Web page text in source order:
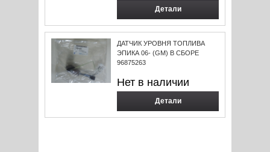
Детали
ДАТЧИК УРОВНЯ ТОПЛИВА
ЭПИКА 06- (GM) В СБОРЕ
96875263
Нет в наличии
Детали